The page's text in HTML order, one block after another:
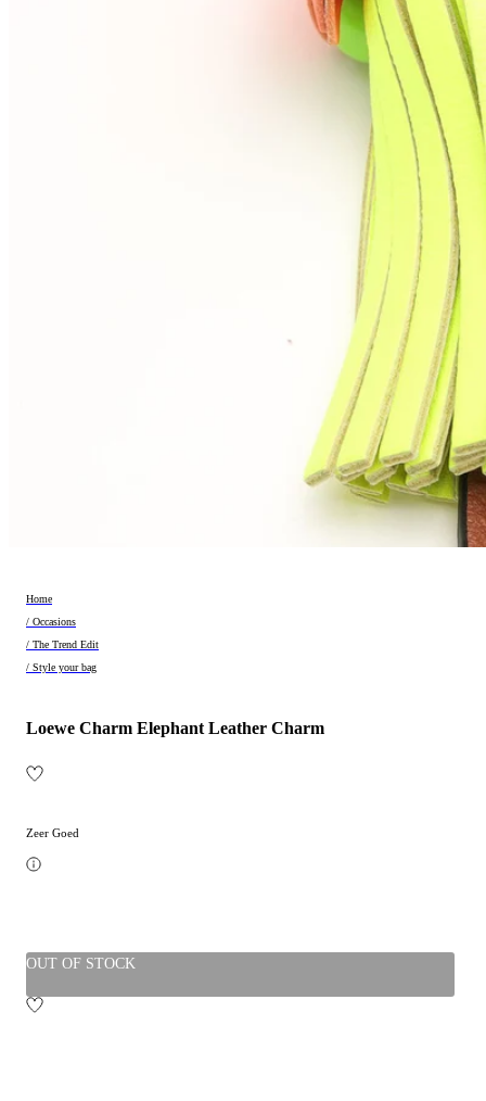
Home
/ Occasions
/ The Trend Edit
/ Style your bag
Loewe Charm Elephant Leather Charm
Zeer Goed
OUT OF STOCK